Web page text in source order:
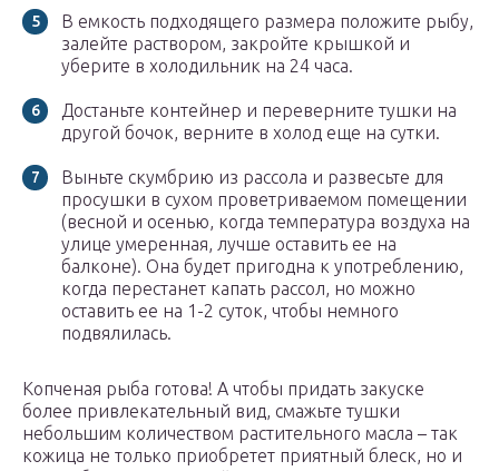
В емкость подходящего размера положите рыбу,
залейте раствором, закройте крышкой и
уберите в холодильник на 24 часа.
Достаньте контейнер и переверните тушки на
другой бочок, верните в холод еще на сутки.
Выньте скумбрию из рассола и развесьте для
просушки в сухом проветриваемом помещении
(весной и осенью, когда температура воздуха на
улице умеренная, лучше оставить ее на
балконе). Она будет пригодна к употреблению,
когда перестанет капать рассол, но можно
оставить ее на 1-2 суток, чтобы немного
подвялилась.
Копченая рыба готова! А чтобы придать закуске
более привлекательный вид, смажьте тушки
небольшим количеством растительного масла – так
кожица не только приобретет приятный блеск, но и